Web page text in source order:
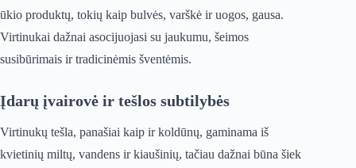
ūkio produktų, tokių kaip bulvės, varškė ir uogos, gausa.
Virtinukai dažnai asocijuojasi su jaukumu, šeimos
susibūrimais ir tradicinėmis šventėmis.
Įdarų įvairovė ir tešlos subtilybės
Virtinukų tešla, panašiai kaip ir koldūnų, gaminama iš
kvietinių miltų, vandens ir kiaušinių, tačiau dažnai būna šiek